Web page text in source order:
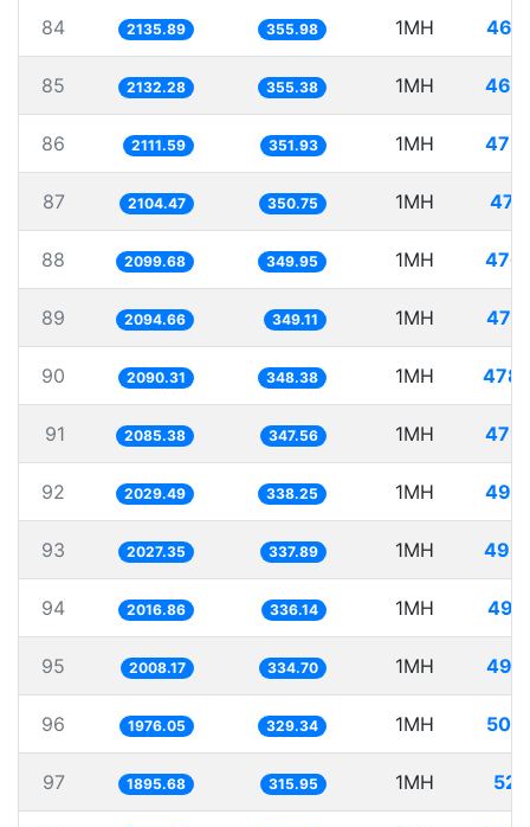
84 2135.89 355.98 1MH
85 2132.28 355.38 1MH
86 2111.59 351.93 1MH
87 2104.47 350.75 1MH
88 2099.68 349.95 1MH
89 2094.66 349.11 1MH
90 2090.31 348.38 1MH
91 2085.38 347.56 1MH
92 2029.49 338.25 1MH
93 2027.35 337.89 1MH
94 2016.86 336.14 1MH
95 2008.17 334.70 1MH
96 1976.05 329.34 1MH
97 1895.68 315.95 1MH